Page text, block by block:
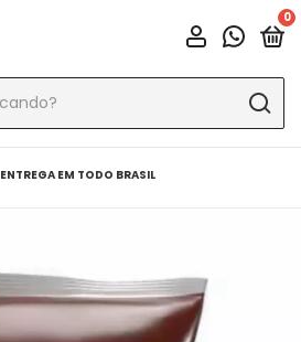
0
ENTREGA EM TODO BRASIL